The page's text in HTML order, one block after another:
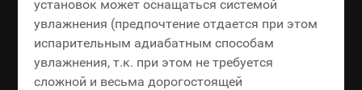
установок может оснащаться системой
увлажнения (предпочтение отдается при этом
испарительным адиабатным способам
увлажнения, т.к. при этом не требуется
сложной и весьма дорогостоящей